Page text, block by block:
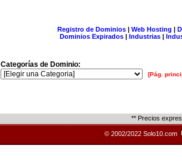
Registro de Dominios| Web Hosting |
Dominios Expirados | Industrias |
Categorías de Dominio:
[Pág.
** Precios
© 2002/2022 Solo10.com